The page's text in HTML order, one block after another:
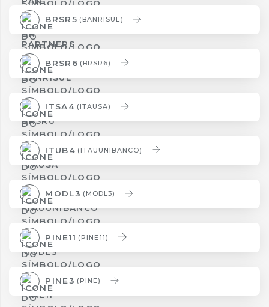
BRSR5 (BANRISUL)
BRSR6 (BRSR6)
ITSA4 (ITAUSA)
ITUB4 (ITAUUNIBANCO)
MODL3 (MODL3)
PINE11 (PINE11)
PINE3 (PINE)